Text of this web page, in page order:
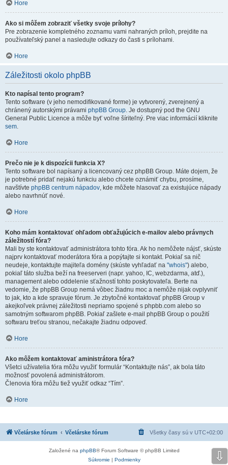
Hore
Ako si môžem zobraziť všetky svoje prílohy?
Pre zobrazenie kompletného zoznamu vami nahraných príloh, prejdite na
používateľský panel a nasledujte odkazy do časti s prílohami.
Hore
Záležitosti okolo phpBB
Kto napísal tento program?
Tento software (v jeho nemodifikované forme) je vytvorený, zverejnený a
chránený autorskými právami phpBB Group. Je dostupný pod the GNU
General Public Licence a môže byť voľne šíriteľný. Pre viac informácií kliknite
sem.
Hore
Prečo nie je k dispozícii funkcia X?
Tento software bol napísaný a licencovaný cez phpBB Group. Máte dojem, že
je potrebné pridať nejakú funkciu alebo chcete oznámiť chybu, prosíme,
navštívte phpBB centrum nápadov, kde môžete hlasovať za existujúce nápady
alebo navrhnúť nové.
Hore
Koho mám kontaktovať ohľadom obťažujúcich e-mailov alebo právnych
záležitostí fóra?
Mali by ste kontaktovať administrátora tohto fóra. Ak ho nemôžete nájsť, skúste
najprv kontaktovať moderátora fóra a popýtajte si kontakt. Pokiaľ sa nič
neudeje, kontaktujte majiteľa domény (skúste vyhľadať na "whois") alebo,
pokiaľ táto služba beží na freeserveri (napr. yahoo, IC, webzdarma, atď.),
management alebo oddelenie sťažností tohto poskytovateľa. Berte na
vedomie, že phpBB Group nemá vôbec žiadnu moc a nemôže nijak ovplyvniť
to jak, kto a kde spravuje fórum. Je zbytočné kontaktovať phpBB Group v
akejkoľvek právnej záležitosti nepriamo spojené s phpbb.com alebo so
samotným softwarom phpBB. Pokiaľ zašlete e-mail phpBB Group o použití
softwaru treťou stranou, nečakajte žiadnu odpoveď.
Hore
Ako môžem kontaktovať aministrátora fóra?
Všetci užívatelia fóra môžu využiť formulár “Kontaktujte nás”, ak bola táto
možnosť povolená administrátorom.
Členovia fóra môžu tiež využiť odkaz “Tím”.
Hore
Včelárske fórum Včelárske fórum Všetky časy sú v UTC+02:00
Založené na phpBB® Forum Software © phpBB Limited
Súkromie | Podmienky ⇩